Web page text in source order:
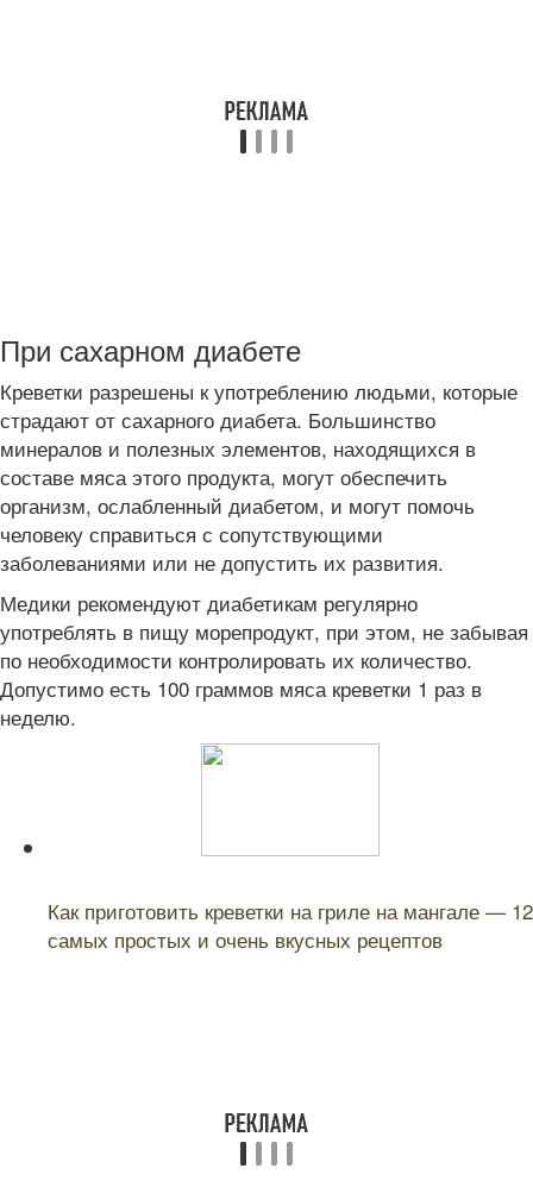
При сахарном диабете
Креветки разрешены к употреблению людьми, которые
страдают от сахарного диабета. Большинство
минералов и полезных элементов, находящихся в
составе мяса этого продукта, могут обеспечить
организм, ослабленный диабетом, и могут помочь
человеку справиться с сопутствующими
заболеваниями или не допустить их развития.
Медики рекомендуют диабетикам регулярно
употреблять в пищу морепродукт, при этом, не забывая
по необходимости контролировать их количество.
Допустимо есть 100 граммов мяса креветки 1 раз в
неделю.
Как приготовить креветки на гриле на мангале — 12
самых простых и очень вкусных рецептов